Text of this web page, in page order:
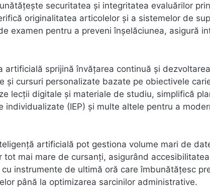
securitatea și integritatea evaluărilor
originalitatea articolelor și a sistemelor de
examen pentru a preveni înșelăciunea, asigură
artificială sprijină învățarea continuă și
și cursuri personalizate bazate pe obiectivele
lecții digitale și materiale de studiu, simplifică
individualizate (IEP) și multe altele pentru a
artificială pot gestiona volume mari de
tot mai mare de cursanți, asigurând
instrumente de ultimă oră care îmbunătățesc
până la optimizarea sarcinilor administrative.